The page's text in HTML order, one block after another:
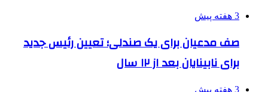
3 هفته پیش
صف مدعیان برای یک صندلی؛ تعیین رئیس جدید
برای نابینایان بعد از ۱۲ سال
3 هفته پیش